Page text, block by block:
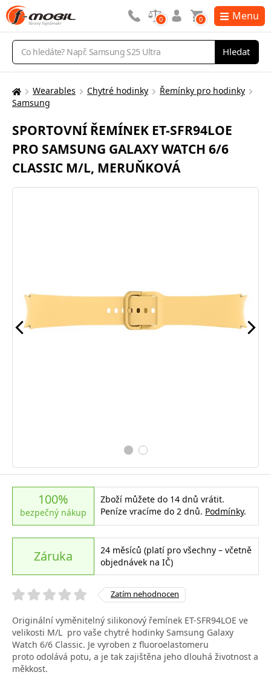
Vyhledávání
Hledat
0 0 Menu
Zde
nacházíte:
Wearables Chytré hodinky
Řemínky pro hodinky
Samsung
SPORTOVNÍ ŘEMÍNEK ET-SFR94LOE
PRO SAMSUNG GALAXY WATCH 6/6
CLASSIC M/L, MERUŇKOVÁ
100%
bezpečný nákup
Zboží můžete do 14 dnů vrátit.
Peníze vracíme do 2 dnů. Podmínky.
Záruka
24 měsíců (platí pro všechny – včetně
objednávek na IČ)
Zatím nehodnocen
Originální vyměnitelný silikonový řemínek ET-SFR94LOE ve
velikosti M/L pro vaše chytré hodinky Samsung Galaxy
Watch 6/6 Classic. Je vyroben z fluoroelastomeru
proto odolává potu, a je tak zajištěna jeho dlouhá životnost a
měkkost.